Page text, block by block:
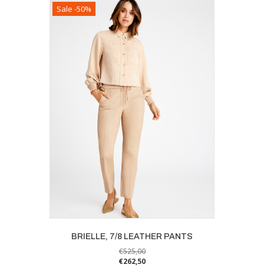
heeft
meerdere
variaties.
Deze
optie
kan
gekozen
worden
productpagina
Sale -50%
BRIELLE, 7/8 LEATHER PANTS
€525,00
€262,50